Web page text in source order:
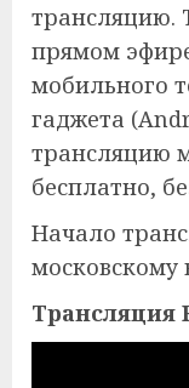
трансляцию.
прямом
мобильного
гаджета
трансляцию
бесплатно,
Начало
московскому
Трансляция